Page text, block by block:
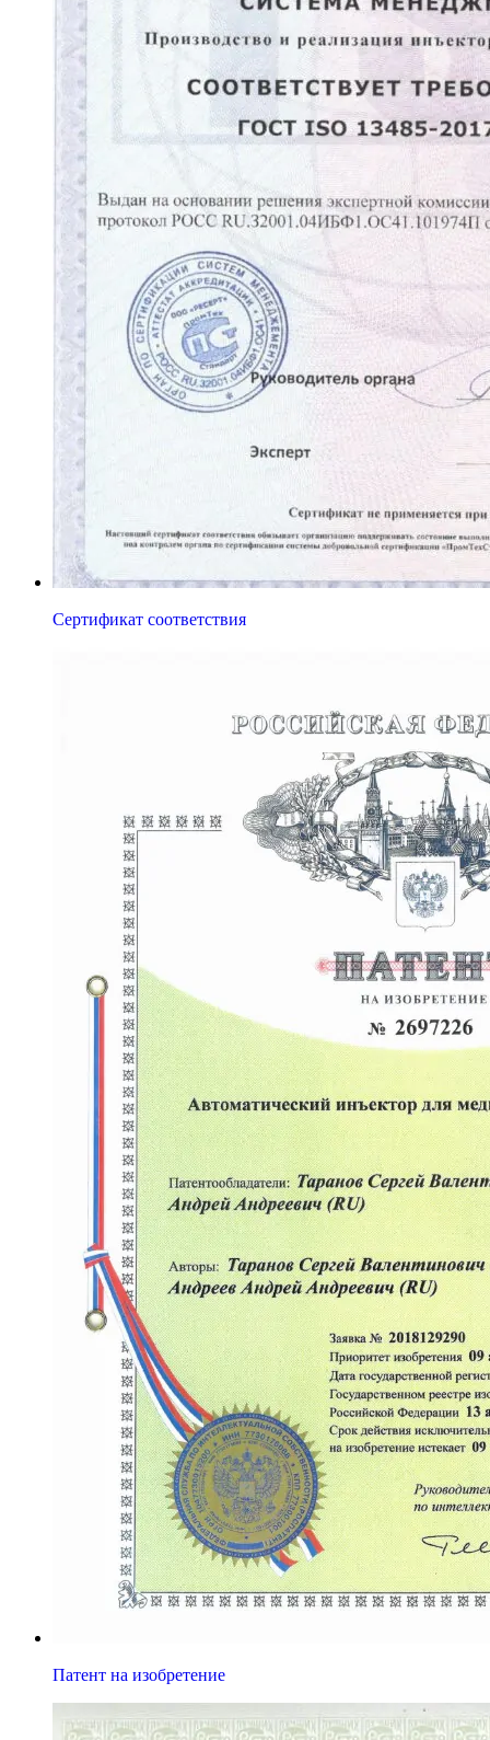
Сертификат соответствия
Патент на изобретение